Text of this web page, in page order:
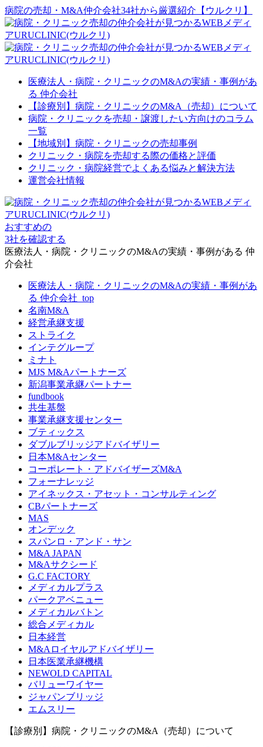
病院の売却・M&A仲介会社34社から厳選紹介【ウルクリ】
医療法人・病院・クリニックのM&Aの実績・事例があ
る 仲介会社
【診療別】病院・クリニックのM&A（売却）について
病院・クリニックを売却・譲渡したい方向けのコラム
一覧
【地域別】病院・クリニックの売却事例
クリニック・病院を売却する際の価格と評価
クリニック・病院経営でよくある悩みと解決方法
運営会社情報
おすすめの
3社を確認する
医療法人・病院・クリニックのM&Aの実績・事例がある 仲
介会社
医療法人・病院・クリニックのM&Aの実績・事例があ
る 仲介会社_top
名南M&A
経営承継支援
ストライク
インテグループ
ミナト
MJS M&Aパートナーズ
新潟事業承継パートナー
fundbook
共生基盤
事業承継支援センター
ブティックス
ダブルブリッジアドバイザリー
日本M&Aセンター
コーポレート・アドバイザーズM&A
フォーナレッジ
アイネックス・アセット・コンサルティング
CBパートナーズ
MAS
オンデック
スパンロ・アンド・サン
M&A JAPAN
M&Aサクシード
G.C FACTORY
メディカルプラス
パークアベニュー
メディカルバトン
総合メディカル
日本経営
M&Aロイヤルアドバイザリー
日本医業承継機構
NEWOLD CAPITAL
バリューワイヤー
ジャパンブリッジ
エムスリー
【診療別】病院・クリニックのM&A（売却）について